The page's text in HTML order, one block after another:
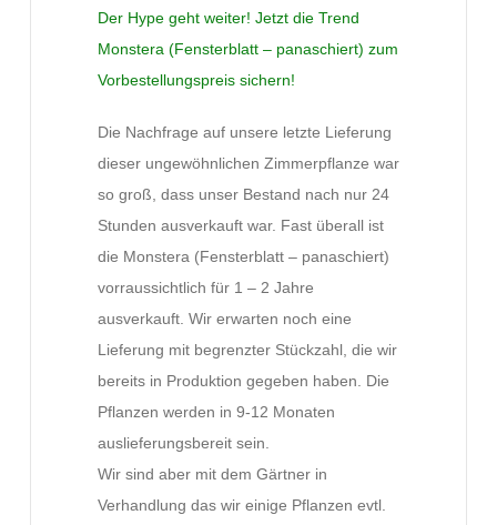
Der Hype geht weiter! Jetzt die Trend
Monstera (Fensterblatt – panaschiert) zum
Vorbestellungspreis sichern!
Die Nachfrage auf unsere letzte Lieferung
dieser ungewöhnlichen Zimmerpflanze war
so groß, dass unser Bestand nach nur 24
Stunden ausverkauft war. Fast überall ist
die Monstera (Fensterblatt – panaschiert)
vorraussichtlich für 1 – 2 Jahre
ausverkauft. Wir erwarten noch eine
Lieferung mit begrenzter Stückzahl, die wir
bereits in Produktion gegeben haben. Die
Pflanzen werden in 9-12 Monaten
auslieferungsbereit sein.
Wir sind aber mit dem Gärtner in
Verhandlung das wir einige Pflanzen evtl.